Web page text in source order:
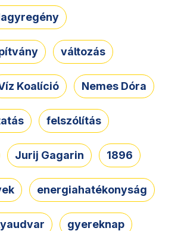
változás
Koalíció Nemes Dóra
felszólítás
Jurij Gagarin 1896
energiahatékonyság
gyereknap